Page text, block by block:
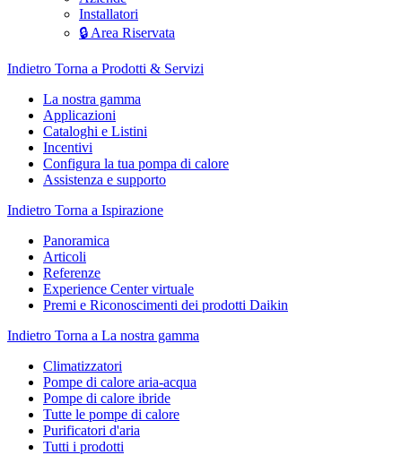
Installatori
🔒 Area Riservata
Indietro Torna a Prodotti & Servizi
La nostra gamma
Applicazioni
Cataloghi e Listini
Incentivi
Configura la tua pompa di calore
Assistenza e supporto
Indietro Torna a Ispirazione
Panoramica
Articoli
Referenze
Experience Center virtuale
Premi e Riconoscimenti dei prodotti Daikin
Indietro Torna a La nostra gamma
Climatizzatori
Pompe di calore aria-acqua
Pompe di calore ibride
Tutte le pompe di calore
Purificatori d'aria
Tutti i prodotti